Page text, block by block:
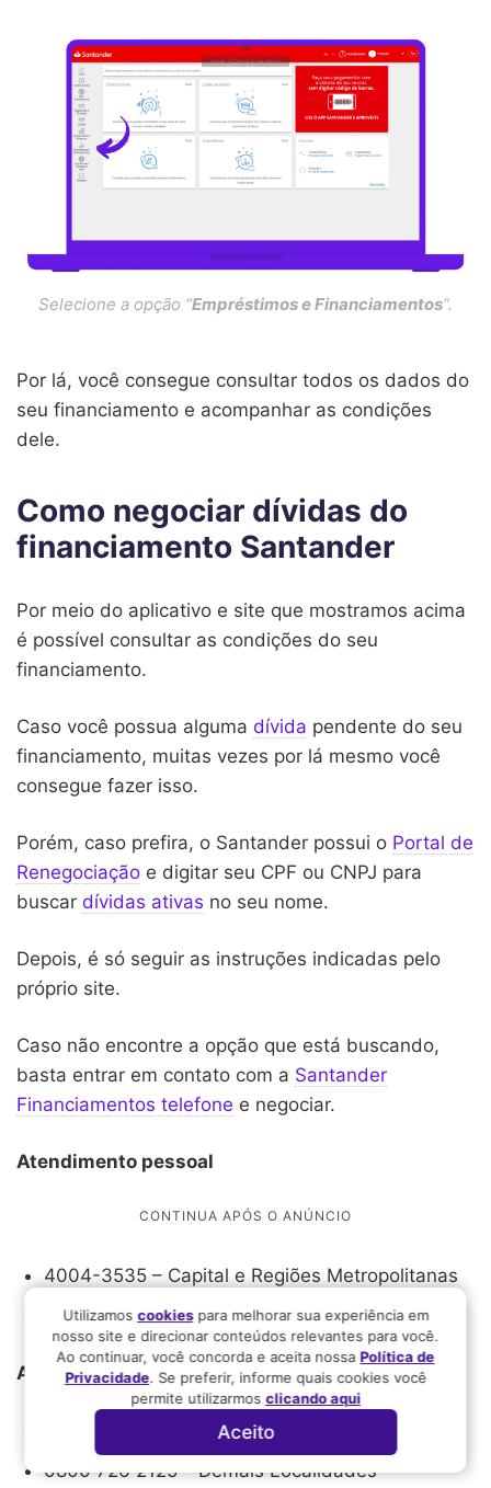
Selecione a opção “Empréstimos e Financiamentos“.
Por lá, você consegue consultar todos os dados do
seu financiamento e acompanhar as condições
dele.
Como negociar dívidas do
financiamento Santander
Por meio do aplicativo e site que mostramos acima
é possível consultar as condições do seu
financiamento.
Caso você possua alguma dívida pendente do seu
financiamento, muitas vezes por lá mesmo você
consegue fazer isso.
Porém, caso prefira, o Santander possui o Portal de
Renegociação e digitar seu CPF ou CNPJ para
buscar dívidas ativas no seu nome.
Depois, é só seguir as instruções indicadas pelo
próprio site.
Caso não encontre a opção que está buscando,
basta entrar em contato com a Santander
Financiamentos telefone e negociar.
Atendimento pessoal
4004-3535 – Capital e Regiões Metropolitanas
0800 702 3535 – Demais Localidades
Atendimento empresarial
4004-2125 – Capital e Regiões Metropolitanas
0800 726 2125 – Demais Localidades
Utilizamos cookiespara melhorar sua experiência em
nosso site e direcionar conteúdos relevantes para você.
Ao continuar, você concorda e aceita nossaPolítica de
Privacidade. Se preferir, informe quais cookies você
permite utilizarmos clicando aqui
Aceito